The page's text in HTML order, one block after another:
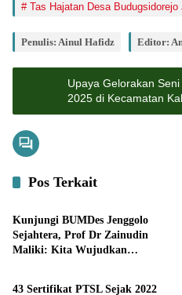
Tas Hajatan Desa Budugsidorejo
Penulis: Ainul Hafidz Editor:
Upaya Gelorakan
2025 di Kecamatan
Pos Terkait
Pemerintahan
Kunjungi BUMDes Jenggolo
Sejahtera, Prof Dr Zainudin
Maliki: Kita Wujudkan
Pemerintahan
43 Sertifikat PTSL Sejak 2022